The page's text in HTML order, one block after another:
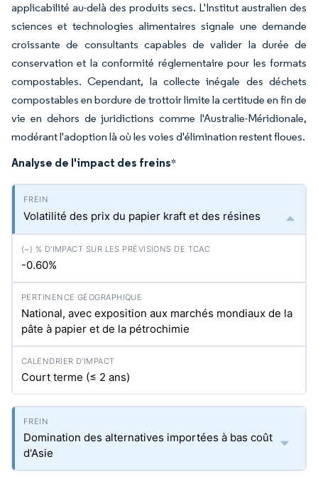
applicabilité au-delà des produits secs. L'Institut australien des
sciences et technologies alimentaires signale une demande
croissante de consultants capables de valider la durée de
conservation et la conformité réglementaire pour les formats
compostables. Cependant, la collecte inégale des déchets
compostables en bordure de trottoir limite la certitude en fin de
vie en dehors de juridictions comme l'Australie-Méridionale,
modérant l'adoption là où les voies d'élimination restent floues.
Analyse de l'impact des freins*
Volatilité des prix du papier kraft et des résines
-0.60%
National, avec exposition aux marchés mondiaux de la
pâte à papier et de la pétrochimie
Court terme (≤ 2 ans)
Domination des alternatives importées à bas coût
d'Asie